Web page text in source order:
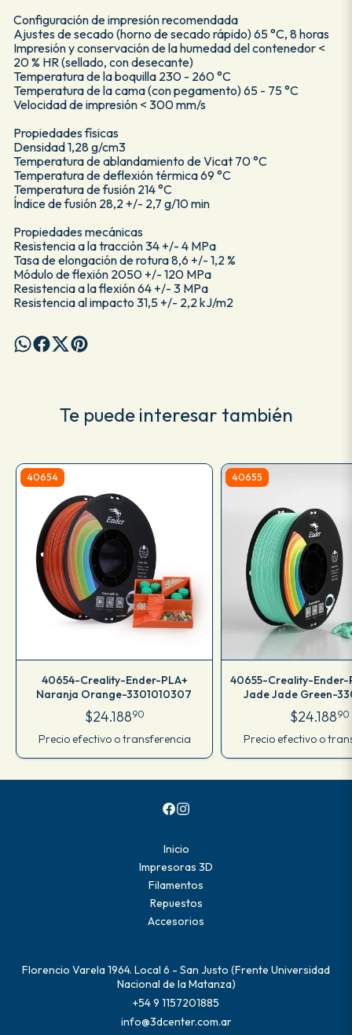
Configuración de impresión recomendada
Ajustes de secado (horno de secado rápido) 65 °C, 8 horas
Impresión y conservación de la humedad del contenedor <
20 % HR (sellado, con desecante)
Temperatura de la boquilla 230 - 260 °C
Temperatura de la cama (con pegamento) 65 - 75 °C
Velocidad de impresión < 300 mm/s
Propiedades físicas
Densidad 1,28 g/cm3
Temperatura de ablandamiento de Vicat 70 °C
Temperatura de deflexión térmica 69 °C
Temperatura de fusión 214 °C
Índice de fusión 28,2 +/- 2,7 g/10 min
Propiedades mecánicas
Resistencia a la tracción 34 +/- 4 MPa
Tasa de elongación de rotura 8,6 +/- 1,2 %
Módulo de flexión 2050 +/- 120 MPa
Resistencia a la flexión 64 +/- 3 MPa
Resistencia al impacto 31,5 +/- 2,2 kJ/m2
Te puede interesar también
40654
40654-Creality-Ender-PLA+
Naranja Orange-3301010307
$24.18890
Precio efectivo o transferencia
40655
40655-Creality-Ender-
Jade Jade Green-
$24.18890
Precio efectivo o
Inicio
Impresoras 3D
Filamentos
Repuestos
Accesorios
Florencio Varela 1964. Local 6 - San Justo (Frente Universidad
Nacional de la Matanza)
+54 9 1157201885
info@3dcenter.com.ar